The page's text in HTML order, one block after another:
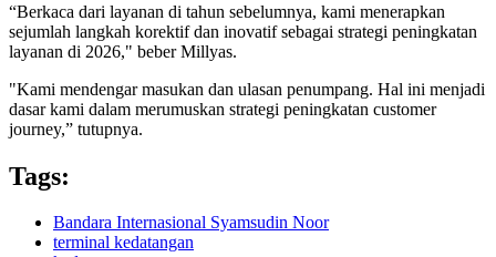
“Berkaca dari layanan di tahun sebelumnya, kami menerapkan
sejumlah langkah korektif dan inovatif sebagai strategi peningkatan
layanan di 2026," beber Millyas.
"Kami mendengar masukan dan ulasan penumpang. Hal ini menjadi
dasar kami dalam merumuskan strategi peningkatan customer
journey,” tutupnya.
Tags:
Bandara Internasional Syamsudin Noor
terminal kedatangan